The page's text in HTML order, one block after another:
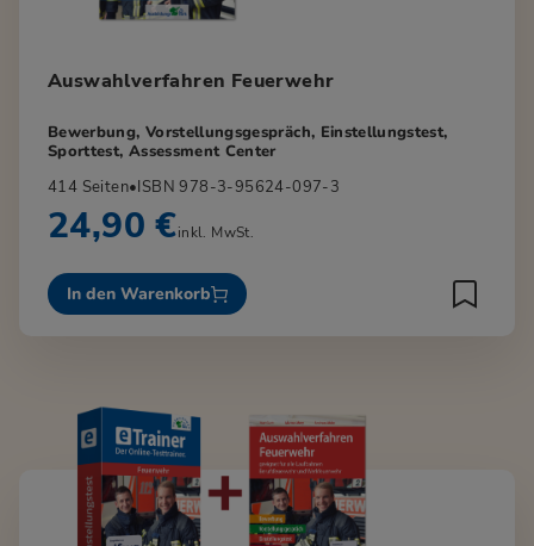
Auswahlverfahren Feuerwehr
Bewerbung, Vorstellungsgespräch, Einstellungstest,
Sporttest, Assessment Center
414 Seiten•ISBN 978-3-95624-097-3
24,90 €inkl. MwSt.
In den Warenkorb